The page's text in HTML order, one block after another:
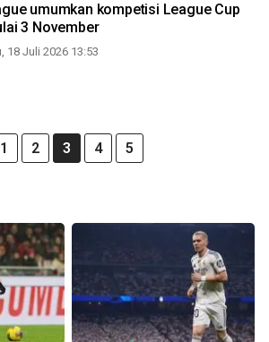
umumkan kompetisi League Cup
3 November
18 Juli 2026 13:53
1 2 3 4 5